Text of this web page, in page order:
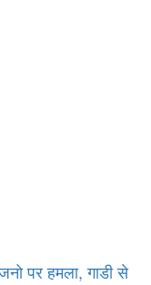
पर हमला, गाडी से